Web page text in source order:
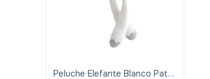
Peluche Elefante Blanco Patas